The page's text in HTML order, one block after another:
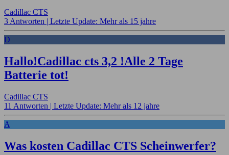
Cadillac CTS
3 Antworten | Letzte Update: Mehr als 15 jahre
D
Hallo!Cadillac cts 3,2 !Alle 2 Tage
Batterie tot!
Cadillac CTS
11 Antworten | Letzte Update: Mehr als 12 jahre
A
Was kosten Cadillac CTS Scheinwerfer?